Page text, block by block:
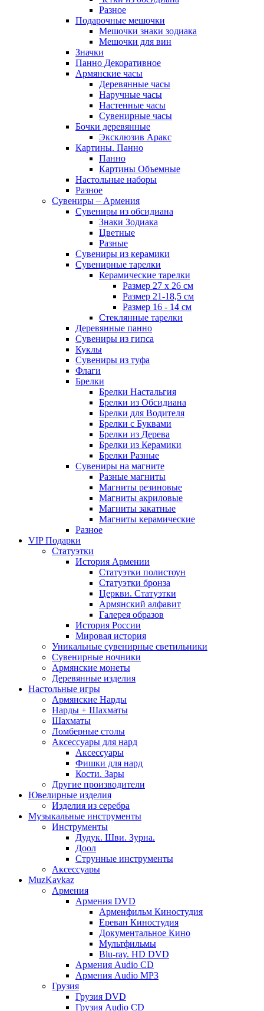
Разное
Подарочные мешочки
Мешочки знаки зодиака
Мешочки для вин
Значки
Панно Декоративное
Армянские часы
Деревянные часы
Наручные часы
Настенные часы
Сувенирные часы
Бочки деревянные
Эксклюзив Аракс
Картины. Панно
Панно
Картины Объемные
Настольные наборы
Разное
Сувениры – Армения
Сувениры из обсидиана
Знаки Зодиака
Цветные
Разные
Сувениры из керамики
Сувенирные тарелки
Керамические тарелки
Размер 27 х 26 см
Размер 21-18,5 см
Размер 16 - 14 см
Стеклянные тарелки
Деревянные панно
Сувениры из гипса
Куклы
Сувениры из туфа
Флаги
Брелки
Брелки Настальгия
Брелки из Обсидиана
Брелки для Водителя
Брелки с Буквами
Брелки из Дерева
Брелки из Керамики
Брелки Разные
Сувениры на магните
Разные магниты
Магниты резиновые
Магниты акриловые
Магниты закатные
Магниты керамические
Разное
VIP Подарки
Статуэтки
История Армении
Статуэтки полистоун
Статуэтки бронза
Церкви. Статуэтки
Армянский алфавит
Галерея образов
История России
Мировая история
Уникальные сувенирные светильники
Сувенирные ночники
Армянские монеты
Деревянные изделия
Настольные игры
Армянские Нарды
Нарды + Шахматы
Шахматы
Ломберные столы
Аксессуары для нард
Аксессуары
Фишки для нард
Кости. Зары
Другие производители
Ювелирные изделия
Изделия из серебра
Музыкальные инструменты
Инструменты
Дудук. Шви. Зурна.
Доол
Струнные инструменты
Аксессуары
MuzKavkaz
Армения
Армения DVD
Арменфильм Киностудия
Ереван Киностудия
Документальное Кино
Мультфильмы
Blu-ray. HD DVD
Армения Audio CD
Армения Audio MP3
Грузия
Грузия DVD
Грузия Audio CD